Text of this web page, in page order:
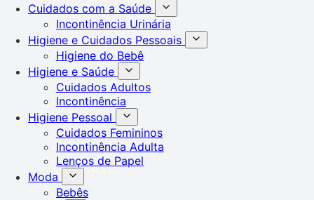
Cuidados com a Saúde
Incontinência Urinária
Higiene e Cuidados Pessoais
Higiene do Bebê
Higiene e Saúde
Cuidados Adultos
Incontinência
Higiene Pessoal
Cuidados Femininos
Incontinência Adulta
Lenços de Papel
Moda
Bebês